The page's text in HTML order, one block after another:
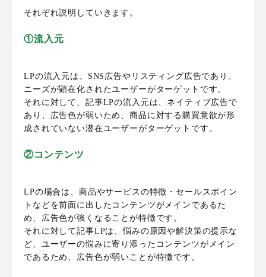
それぞれ説明していきます。
①流入元
LPの流入元は、SNS広告やリスティング広告であり、
ニーズが顕在化されたユーザーがターゲットです。
それに対して、記事LPの流入元は、ネイティブ広告で
あり、広告色が弱いため、商品に対する購買意欲が形
成されていない潜在ユーザーがターゲットです。
②コンテンツ
LPの場合は、商品やサービスの特徴・セールスポイン
トなどを前面に出したコンテンツがメインであるた
め、広告色が強くなることが特徴です。
それに対して記事LPは、悩みの原因や解決策の提示な
ど、ユーザーの悩みに寄り添ったコンテンツがメイン
であるため、広告色が弱いことが特徴です。